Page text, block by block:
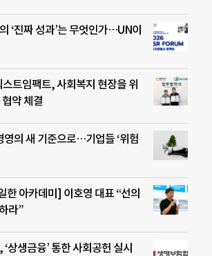
‘진짜 성과’는 무엇인가…UN이
트임팩트, 사회복지 현장을 위
약 체결
영의 새 기준으로…기업들 ‘위험
한 아카데미] 이호영 대표 “선의
라”
상생금융’ 통한 사회공헌 실시